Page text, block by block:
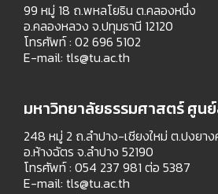
99 หมู่ 18 ถ.พหลโยธิน ต.คลองหนึ่ง
อ.คลองหลวง จ.ปทุมธานี 12120
โทรศัพท์ : 02 696 5102
E-mail: tls@tu.ac.th
มหาวิทยาลัยธรรมศาสตร์ ศูน
248 หมู่ 2 ถ.ลำปาง-เชียงใหม่ ต.ปงยา
อ.ห้างฉัตร จ.ลำปาง 52190
โทรศัพท์ : 054 237 981 ต่อ 5387
E-mail: tls@tu.ac.th